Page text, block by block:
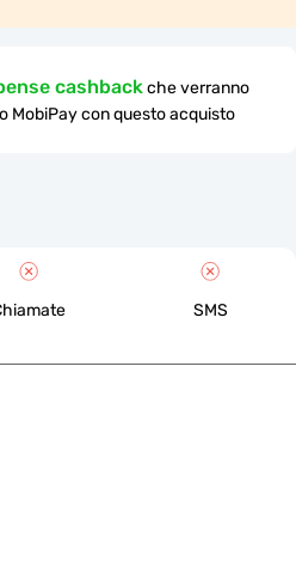
cashbackche verranno
MobiPay con questo acquisto
SMS